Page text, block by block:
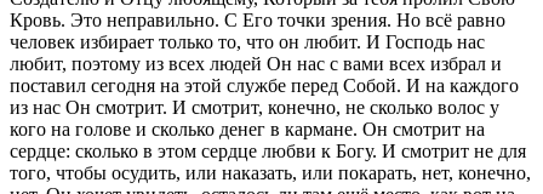
Кровь. Это неправильно. С Его точки зрения. Но всё равно
человек избирает только то, что он любит. И Господь нас
любит, поэтому из всех людей Он нас с вами всех избрал и
поставил сегодня на этой службе перед Собой. И на каждого
из нас Он смотрит. И смотрит, конечно, не сколько волос у
кого на голове и сколько денег в кармане. Он смотрит на
сердце: сколько в этом сердце любви к Богу. И смотрит не для
того, чтобы осудить, или наказать, или покарать, нет, конечно,